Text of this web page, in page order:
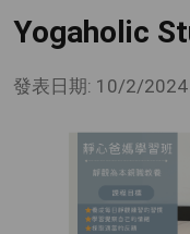
Yogaholic
發表日期: 10/2/2024